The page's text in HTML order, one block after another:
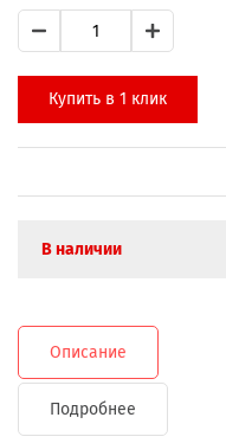
Купить в 1 клик
В наличии
Описание
Подробнее